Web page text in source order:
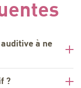
à ne
?